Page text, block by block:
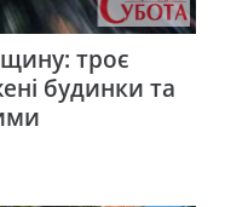
троє
будинки та